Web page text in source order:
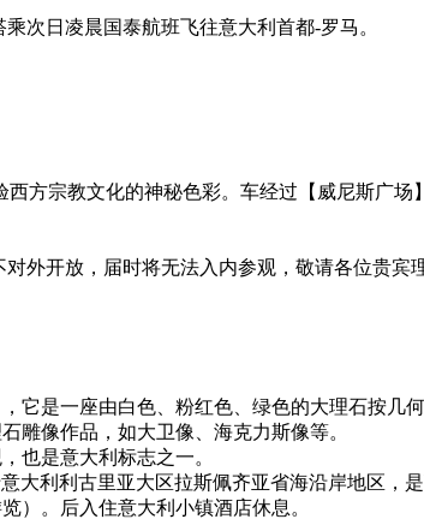
次日凌晨国泰航班飞往意大利首都-罗马。
方宗教文化的神秘色彩。车经过【威尼斯广
外开放，届时将无法入内参观，敬请各位贵宾
它是一座由白色、粉红色、绿色的大理石按几
雕像作品，如大卫像、海克力斯像等。
也是意大利标志之一。
利利古里亚大区拉斯佩齐亚省海沿岸地区，
）。后入住意大利小镇酒店休息。